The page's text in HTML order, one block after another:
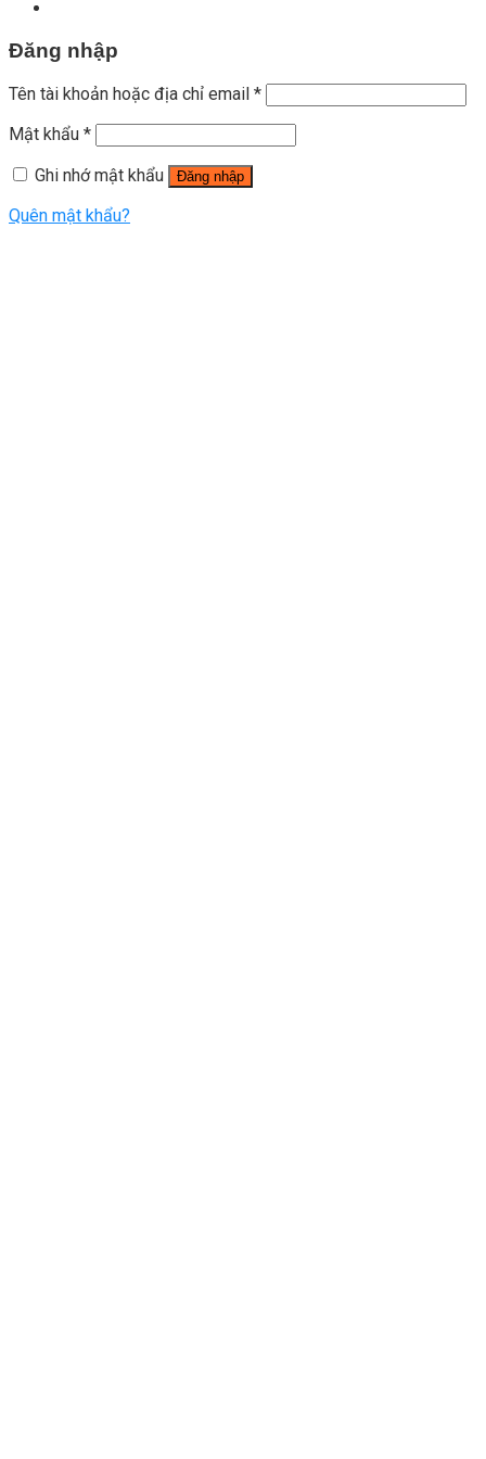
Đăng nhập
Tên tài khoản hoặc địa chỉ email *
Mật khẩu *
Ghi nhớ mật khẩu
Đăng nhập
Quên mật khẩu?